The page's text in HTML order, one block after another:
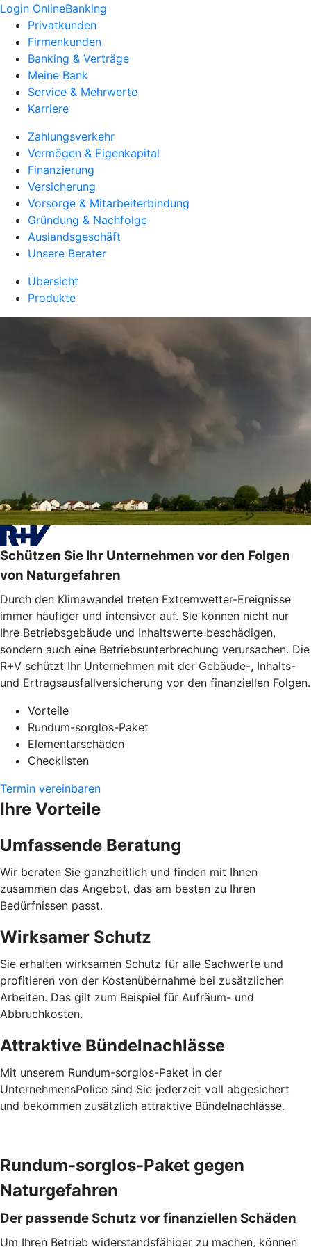
Login OnlineBanking
Privatkunden
Firmenkunden
Banking & Verträge
Meine Bank
Service & Mehrwerte
Karriere
Zahlungsverkehr
Vermögen & Eigenkapital
Finanzierung
Versicherung
Vorsorge & Mitarbeiterbindung
Gründung & Nachfolge
Auslandsgeschäft
Unsere Berater
Übersicht
Produkte
Schützen Sie Ihr Unternehmen vor den Folgen
von Naturgefahren
Durch den Klimawandel treten Extremwetter-Ereignisse
immer häufiger und intensiver auf. Sie können nicht nur
Ihre Betriebsgebäude und Inhaltswerte beschädigen,
sondern auch eine Betriebsunterbrechung verursachen. Die
R+V schützt Ihr Unternehmen mit der Gebäude-, Inhalts-
und Ertragsausfallversicherung vor den finanziellen Folgen.
Vorteile
Rundum-sorglos-Paket
Elementarschäden
Checklisten
Termin vereinbaren
Ihre Vorteile
Umfassende Beratung
Wir beraten Sie ganzheitlich und finden mit Ihnen
zusammen das Angebot, das am besten zu Ihren
Bedürfnissen passt.
Wirksamer Schutz
Sie erhalten wirksamen Schutz für alle Sachwerte und
profitieren von der Kostenübernahme bei zusätzlichen
Arbeiten. Das gilt zum Beispiel für Aufräum- und
Abbruchkosten.
Attraktive Bündelnachlässe
Mit unserem Rundum-sorglos-Paket in der
UnternehmensPolice sind Sie jederzeit voll abgesichert
und bekommen zusätzlich attraktive Bündelnachlässe.
Rundum-sorglos-Paket gegen
Naturgefahren
Der passende Schutz vor finanziellen Schäden
Um Ihren Betrieb widerstandsfähiger zu machen, können